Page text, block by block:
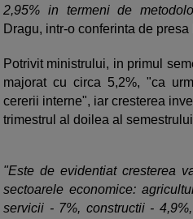
2,95% in termeni de
Dragu, intr-o conferinta de
Potrivit ministrului, in primul
majorat cu circa 5,2%, "ca
cererii interne", iar cresterea
trimestrul al doilea al
"Este de evidentiat cresterea
sectoarele economice:
servicii - 7%, constructii -